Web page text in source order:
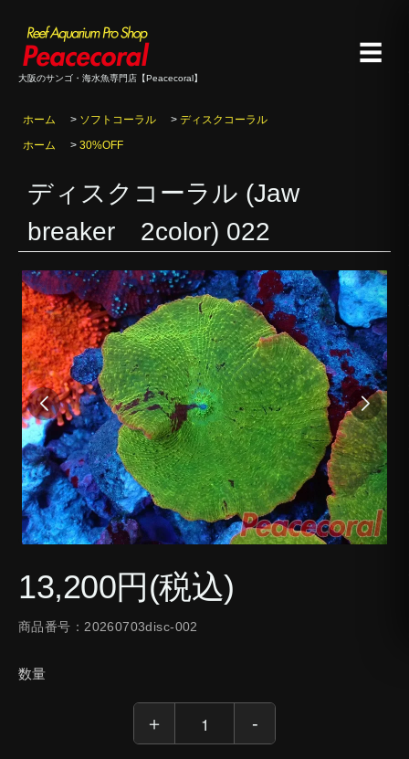
大阪のサンゴ・海水魚専門店【Peacecoral】
☰
ホーム > ソフトコーラル > ディスクコーラル
ホーム
> 30%OFF
ディスクコーラル (Jaw
breaker 2color) 022
13,200円(税込)
商品番号：20260703disc-002
数量